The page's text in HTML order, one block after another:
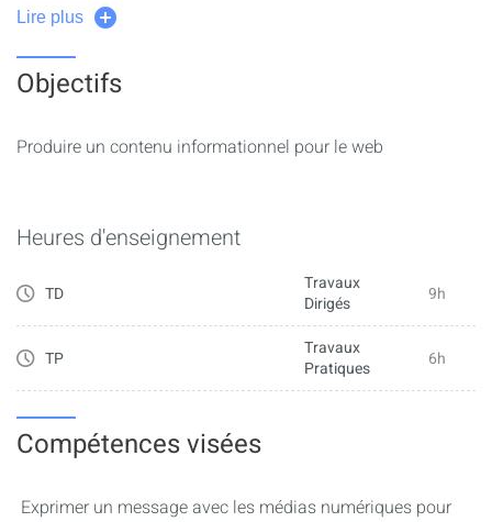
Exemples de production : podcasts, articles, documentaires
Lire plus
Objectifs
Produire un contenu informationnel pour le web
Heures d'enseignement
TD
Travaux
Dirigés
9h
TP
Travaux
Pratiques
6h
Compétences visées
Exprimer un message avec les médias numériques pour